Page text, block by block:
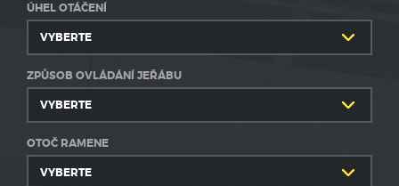
ÚHEL OTÁČENÍ
ZPŮSOB OVLÁDÁNÍ JEŘÁBU
OTOČ RAMENE